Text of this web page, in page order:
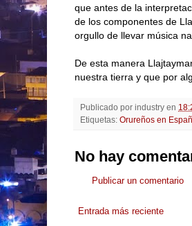
que antes de la
de los componentes de
orgullo de llevar música
De esta manera
nuestra tierra y que por
Publicado por industry en
Etiquetas: Orureños en
No hay
Publicar un comentario
Entrada más reciente